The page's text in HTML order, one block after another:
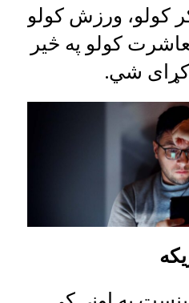
کولو، ورزش کولو
کولو په څیر
کړای شي.